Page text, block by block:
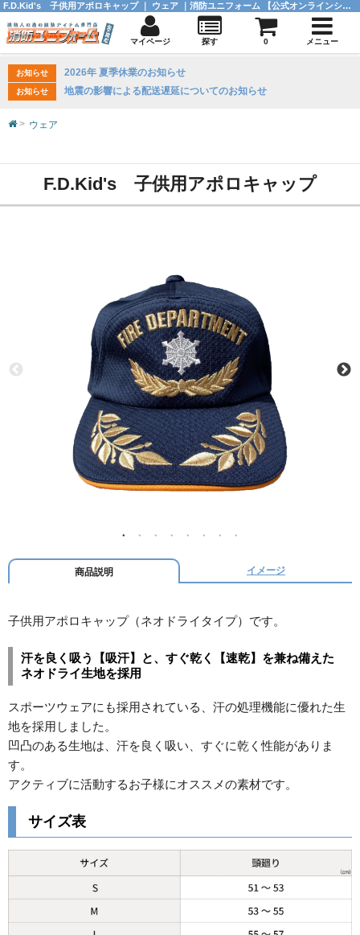
お知らせ 2026年 夏季休業のお知らせ
お知らせ 地震の影響による配送遅延についてのお知らせ
ウェア
F.D.Kid's 子供用アポロキャップ
商品説明 イメージ
子供用アポロキャップ（ネオドライタイプ）です。
汗を良く吸う【吸汗】と、すぐ乾く【速乾】を兼ね備えた
ネオドライ生地を採用
スポーツウェアにも採用されている、汗の処理機能に優れた生
地を採用しました。
凹凸のある生地は、汗を良く吸い、すぐに乾く性能がありま
す。
アクティブに活動するお子様にオススメの素材です。
サイズ表
F.D.Kid's 子供用アポロキャップ ｜ ウェア ｜消防ユニフォーム 【公式オンラインショップ】
マイページ 探す 0 メニュー